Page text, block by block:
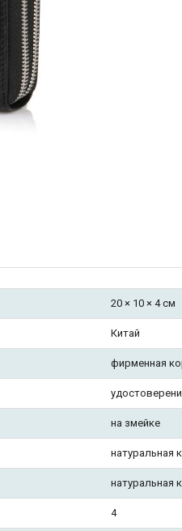
20 × 10 × 4 см
Китай
фирменная
на змейке
натуральная
натуральная
4